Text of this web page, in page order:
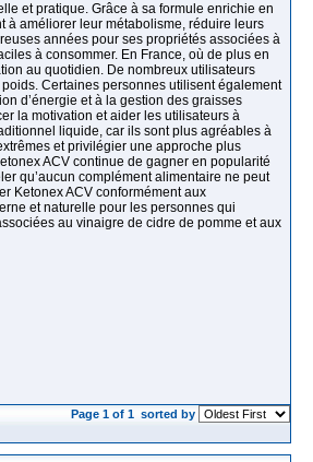
et pratique. Grâce à sa formule enrichie en
à améliorer leur métabolisme, réduire leurs
années pour ses propriétés associées à
à consommer. En France, où de plus en
au quotidien. De nombreux utilisateurs
Certaines personnes utilisent également
d’énergie et à la gestion des graisses
la motivation et aider les utilisateurs à
liquide, car ils sont plus agréables à
et privilégier une approche plus
ACV continue de gagner en popularité
qu’aucun complément alimentaire ne peut
Ketonex ACV conformément aux
et naturelle pour les personnes qui
au vinaigre de cidre de pomme et aux
Page 1 of 1 sorted by